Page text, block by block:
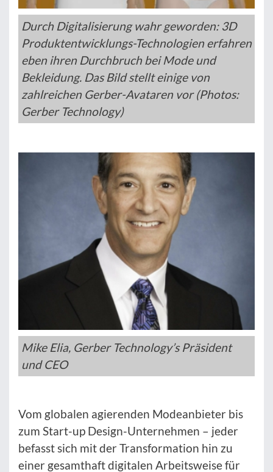
Durch Digitalisierung wahr geworden: 3D
Produktentwicklungs-Technologien erfahren
eben ihren Durchbruch bei Mode und
Bekleidung. Das Bild stellt einige von
zahlreichen Gerber-Avataren vor (Photos:
Gerber Technology)
Mike Elia, Gerber Technology’s Präsident
und CEO
Vom globalen agierenden Modeanbieter bis
zum Start-up Design-Unternehmen – jeder
befasst sich mit der Transformation hin zu
einer gesamthaft digitalen Arbeitsweise für